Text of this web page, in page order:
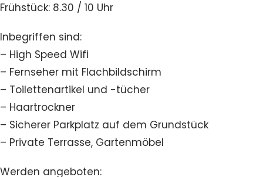
Frühstück: 8.30 / 10 Uhr
Inbegriffen sind:
– High Speed Wifi
– Fernseher mit Flachbildschirm
– Toilettenartikel und -tücher
– Haartrockner
– Sicherer Parkplatz auf dem Grundstück
– Private Terrasse, Gartenmöbel
Werden angeboten: